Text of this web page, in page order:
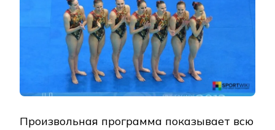
Произвольная программа показывает всю